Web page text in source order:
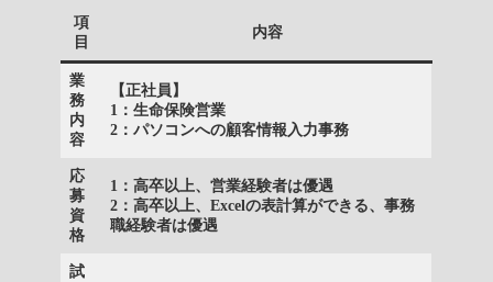
項
目
内容
業
務
内
容
【正社員】
1：生命保険営業
2：パソコンへの顧客情報入力事務
応
募
資
格
1：高卒以上、営業経験者は優遇
2：高卒以上、Excelの表計算ができる、事務
職経験者は優遇
試